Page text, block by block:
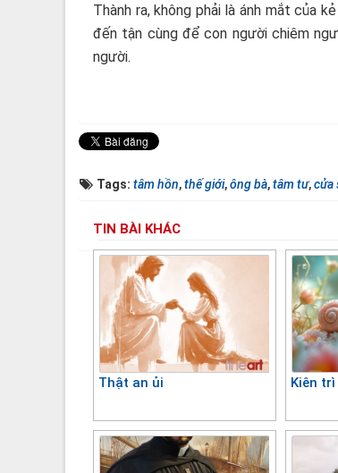
Thành ra, không phải là ánh mắt của
đến tận cùng để con người chiêm
người.
Tags: tâm hồn,thế giới,ông bà,tâm tư,cửa
TIN BÀI KHÁC
Thật an ủi Kiên trì